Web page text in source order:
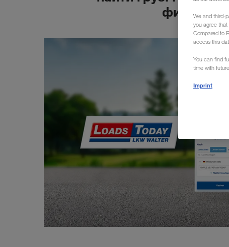
We and third-
you agree
Compared to
access this
You can find
time with
Imprint